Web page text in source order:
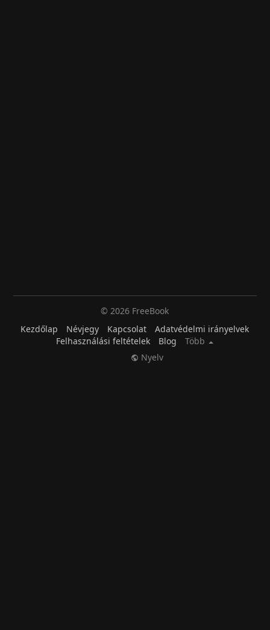
© 2026 FreeBook
Kezdőlap
Névjegy Kapcsolat
Adatvédelmi irányelvek
Felhasználási feltételek
Blog
Több
Nyelv